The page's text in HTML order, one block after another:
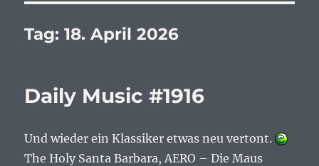
Tag:18. April 2026
Daily Music #1916
Und wieder ein Klassiker etwas neu vertont.
The Holy Santa Barbara, AERO – Die Maus